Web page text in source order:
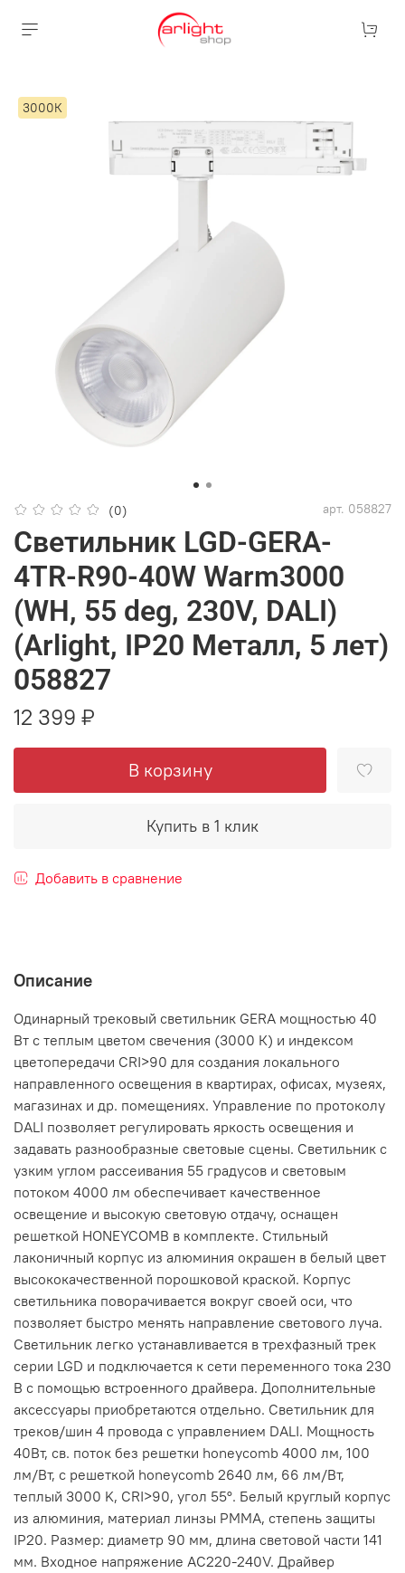
3000К
(0) арт. 058827
Светильник LGD-GERA-
4TR-R90-40W Warm3000
(WH, 55 deg, 230V, DALI)
(Arlight, IP20 Металл, 5 лет)
058827
12 399 ₽
В корзину
Купить в 1 клик
Добавить в сравнение
Описание
Одинарный трековый светильник GERA мощностью 40
Вт с теплым цветом свечения (3000 К) и индексом
цветопередачи CRI>90 для создания локального
направленного освещения в квартирах, офисах, музеях,
магазинах и др. помещениях. Управление по протоколу
DALI позволяет регулировать яркость освещения и
задавать разнообразные световые сцены. Светильник с
узким углом рассеивания 55 градусов и световым
потоком 4000 лм обеспечивает качественное
освещение и высокую световую отдачу, оснащен
решеткой HONEYCOMB в комплекте. Стильный
лаконичный корпус из алюминия окрашен в белый цвет
высококачественной порошковой краской. Корпус
светильника поворачивается вокруг своей оси, что
позволяет быстро менять направление светового луча.
Светильник легко устанавливается в трехфазный трек
серии LGD и подключается к сети переменного тока 230
В с помощью встроенного драйвера. Дополнительные
аксессуары приобретаются отдельно. Светильник для
треков/шин 4 провода с управлением DALI. Мощность
40Вт, св. поток без решетки honeycomb 4000 лм, 100
лм/Вт, с решеткой honeycomb 2640 лм, 66 лм/Вт,
теплый 3000 K, CRI>90, угол 55°. Белый круглый корпус
из алюминия, материал линзы PMMA, степень защиты
IP20. Размер: диаметр 90 мм, длина световой части 141
мм. Входное напряжение AC220-240V. Драйвер